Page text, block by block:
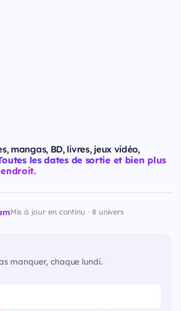
mangas, BD, livres, jeux vidéo,
les dates de sortie et bien plus
Mis à jour en continu · 8 univers
manquer, chaque lundi.